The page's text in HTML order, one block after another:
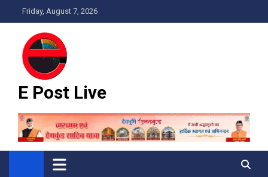
to
content
Friday, August 7, 2026
E Post Live